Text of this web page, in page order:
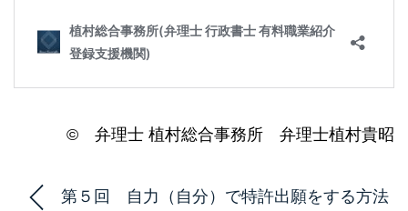
© 弁理士 植村総合事務所 弁理士植村貴昭
第５回 自力（自分）で特許出願をする方法